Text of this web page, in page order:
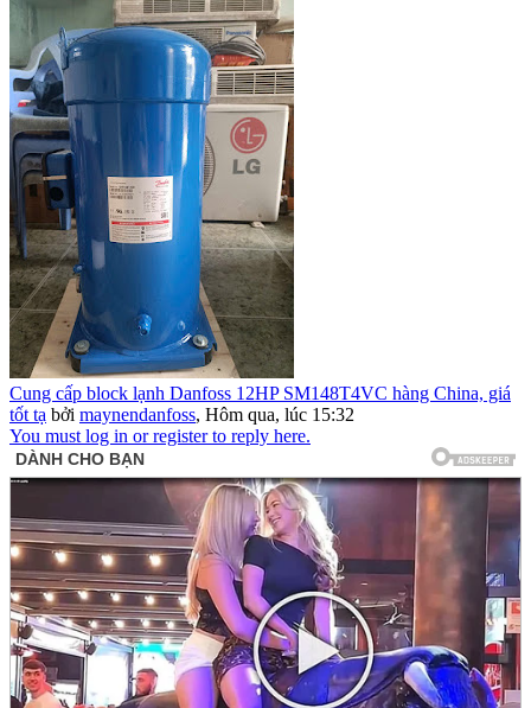
Cung cấp block lạnh Danfoss 12HP SM148T4VC hàng China, giá
tốt tạ bởi maynendanfoss, Hôm qua, lúc 15:32
You must log in or register to reply here.